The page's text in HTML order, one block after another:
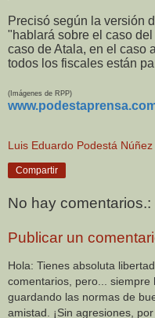
Precisó según la versión
"hablará sobre el caso
caso de Atala, en el caso
todos los fiscales están
(Imágenes de RPP)
Luis Eduardo Podestá Núñez
Compartir
No hay comentarios.:
Publicar un
Hola: Tienes absoluta
comentarios, pero... siempre
guardando las normas de
amistad. ¡Sin agresiones,